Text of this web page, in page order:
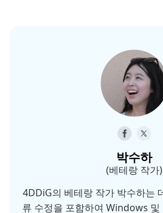
박수하
(베테랑 작가)
4DDiG의 베테랑 작가 박수하는
류 수정을 포함하여 Windows 및